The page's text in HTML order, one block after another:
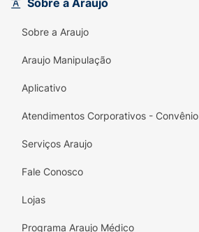
Sobre a Araujo
Sobre a Araujo
Araujo Manipulação
Aplicativo
Atendimentos Corporativos - Convênio
Serviços Araujo
Fale Conosco
Lojas
Programa Araujo Médico